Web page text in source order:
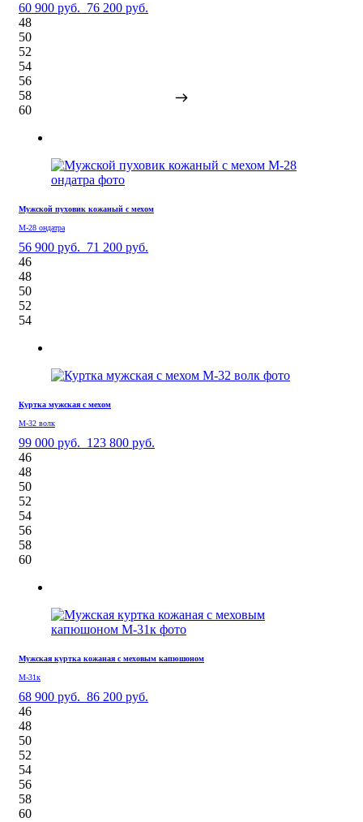
60 900 руб. 76 200 руб.
48
50
52
54
56
58
60
Мужской пуховик кожаный с мехом
М-28 ондатра
56 900 руб. 71 200 руб.
46
48
50
52
54
Куртка мужская с мехом
М-32 волк
99 000 руб. 123 800 руб.
46
48
50
52
54
56
58
60
Мужская куртка кожаная с меховым капюшоном
М-31к
68 900 руб. 86 200 руб.
46
48
50
52
54
56
58
60